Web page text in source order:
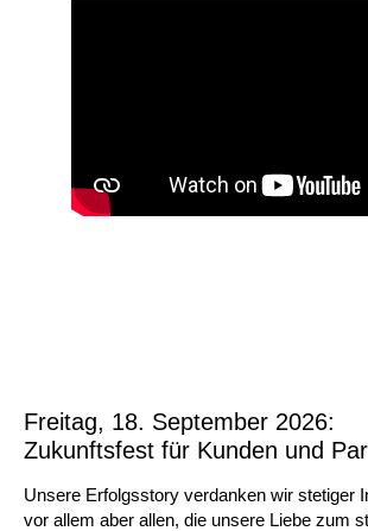
Freitag, 18. September 2026:
Zukunftsfest für Kunden und
Unsere Erfolgsstory verdanken wir stetiger
vor allem aber allen, die unsere Liebe zum